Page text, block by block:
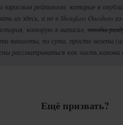
рейтингом, которые я
их здесь, а не в Shotglass Oneshots
которую я написал, чтобы
ваншоты, по сути, просто нелепы
рассматриваться как часть канона
Ещё призвать?